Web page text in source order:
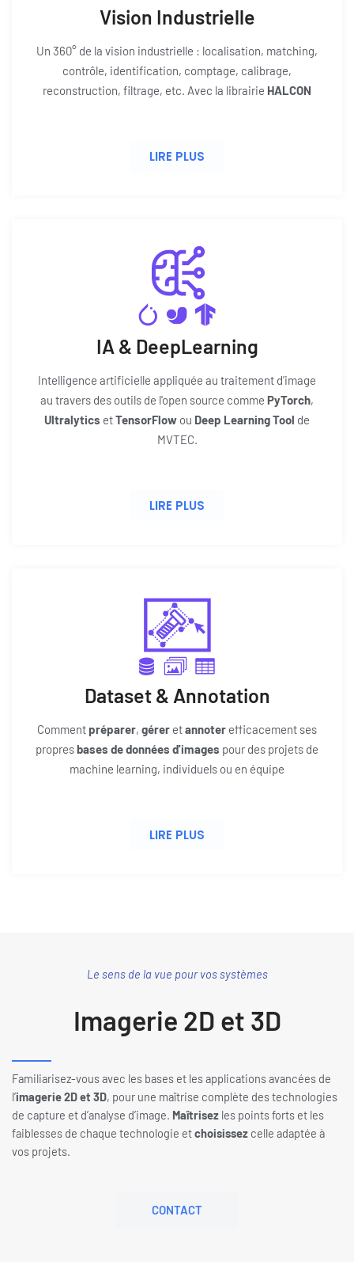
Vision Industrielle
Un 360° de la vision industrielle : localisation, matching,
contrôle, identification, comptage, calibrage,
reconstruction, filtrage, etc. Avec la librairie HALCON
LIRE PLUS
IA & DeepLearning​
Intelligence artificielle appliquée au traitement d’image
au travers des outils de l'open source comme PyTorch,
Ultralytics etTensorFlow ou Deep Learning Tool de
MVTEC.
LIRE PLUS
Dataset & Annotation
Commentpréparer, gérer etannoter efficacement ses
propresbases de données d'images pour des projets de
machine learning, individuels ou en équipe
LIRE PLUS
Le sens de la vue pour vos systèmes
Imagerie 2D et 3D
Familiarisez-vous avec les bases et les applications avancées de
l’imagerie 2D et 3D, pour une maîtrise complète des technologies
de capture et d’analyse d’image. Maîtrisezles points forts et les
faiblesses de chaque technologie etchoisissezcelle adaptée à
vos projets.
CONTACT